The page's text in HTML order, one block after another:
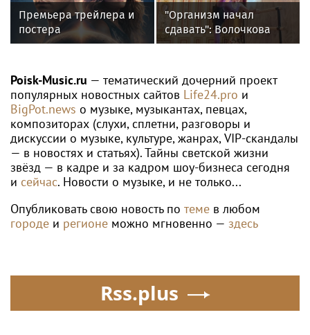
ЕКАТЕРИНА АЛЕКСАНДРОВА
Александрова пробилась в четвёртый
круг «тысячника» в Торонто